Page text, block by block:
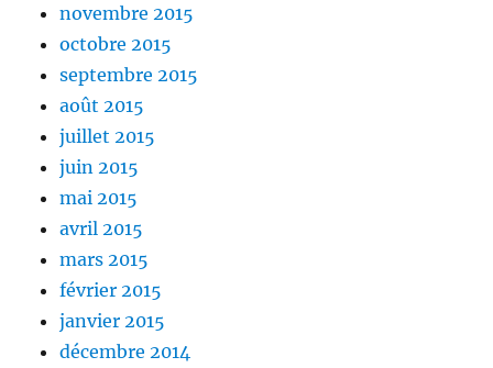
novembre 2015
octobre 2015
septembre 2015
août 2015
juillet 2015
juin 2015
mai 2015
avril 2015
mars 2015
février 2015
janvier 2015
décembre 2014